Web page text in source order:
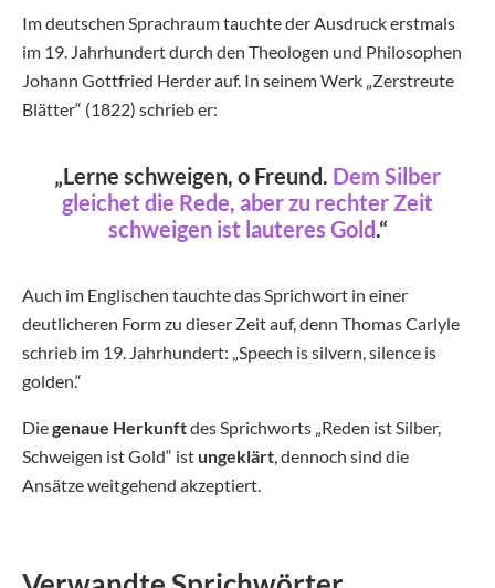
Im deutschen Sprachraum tauchte der Ausdruck erstmals
im 19. Jahrhundert durch den Theologen und Philosophen
Johann Gottfried Herder auf. In seinem Werk „Zerstreute
Blätter“ (1822) schrieb er:
„Lerne schweigen, o Freund. Dem Silber
gleichet die Rede, aber zu rechter Zeit
schweigen ist lauteres Gold.“
Auch im Englischen tauchte das Sprichwort in einer
deutlicheren Form zu dieser Zeit auf, denn Thomas Carlyle
schrieb im 19. Jahrhundert: „Speech is silvern, silence is
golden.“
Diegenaue Herkunftdes Sprichworts „Reden ist Silber,
Schweigen ist Gold“ ist ungeklärt, dennoch sind die
Ansätze weitgehend akzeptiert.